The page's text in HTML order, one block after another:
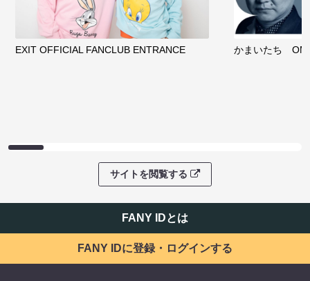
EXIT OFFICIAL FANCLUB ENTRANCE かまいたち
サイトを閲覧する
FANY IDとは
FANY IDに登録・ログインする